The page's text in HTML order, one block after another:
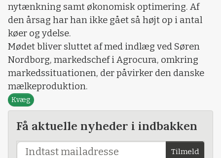
nytænkning samt økonomisk optimering. Af
den årsag har han ikke gået så højt op i antal
køer og ydelse.
Mødet bliver sluttet af med indlæg ved Søren
Nordborg, markedschef i Agrocura, omkring
markedssituationen, der påvirker den danske
mælkeproduktion.
Kvæg
Få aktuelle nyheder i indbakken
Tilmeld